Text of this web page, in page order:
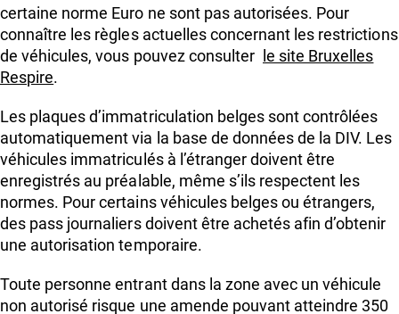
certaine norme Euro ne sont pas autorisées. Pour
connaître les règles actuelles concernant les restrictions
de véhicules, vous pouvez consulter
le site Bruxelles
Respire.
Les plaques d’immatriculation belges sont contrôlées
automatiquement via la base de données de la DIV. Les
véhicules immatriculés à l’étranger doivent être
enregistrés au préalable, même s’ils respectent les
normes. Pour certains véhicules belges ou étrangers,
des pass journaliers doivent être achetés afin d’obtenir
une autorisation temporaire.
Toute personne entrant dans la zone avec un véhicule
non autorisé risque une amende pouvant atteindre 350